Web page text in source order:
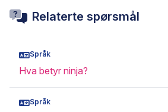
Relaterte spørsmål
Språk
Hva betyr ninja?
Språk